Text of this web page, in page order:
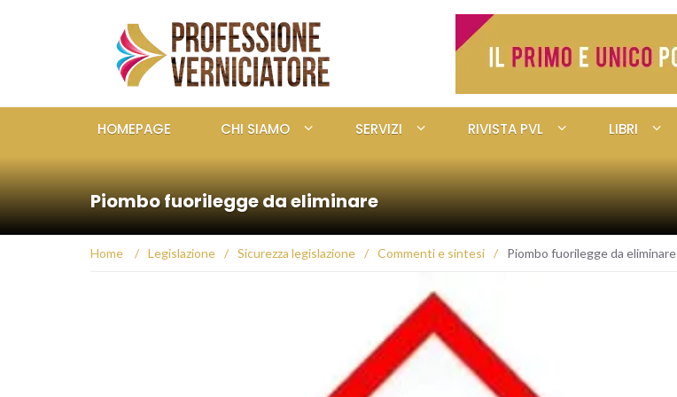
HOMEPAGE CHI SIAMO SERVIZI RIVISTA PVL LIBRI
Piombo fuorilegge da eliminare
Home / Legislazione / Sicurezza legislazione / Commenti e sintesi / Piombo fuorilegge da eliminare